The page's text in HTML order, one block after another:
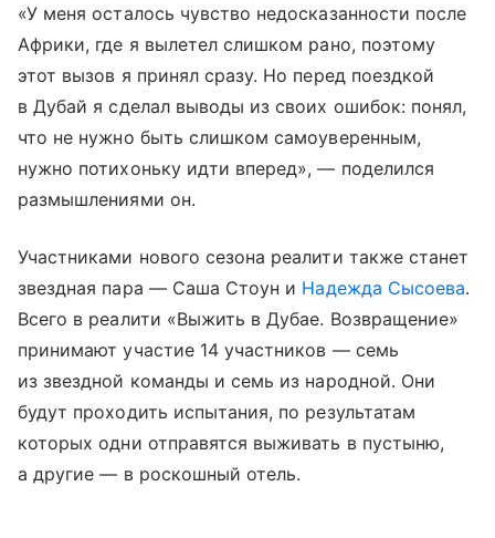
«У меня осталось чувство недосказанности после
Африки, где я вылетел слишком рано, поэтому
этот вызов я принял сразу. Но перед поездкой
в Дубай я сделал выводы из своих ошибок: понял,
что не нужно быть слишком самоуверенным,
нужно потихоньку идти вперед», — поделился
размышлениями он.
Участниками нового сезона реалити также станет
звездная пара — Саша Стоун и Надежда Сысоева.
Всего в реалити «Выжить в Дубае. Возвращение»
принимают участие 14 участников — семь
из звездной команды и семь из народной. Они
будут проходить испытания, по результатам
которых одни отправятся выживать в пустыню,
а другие — в роскошный отель.